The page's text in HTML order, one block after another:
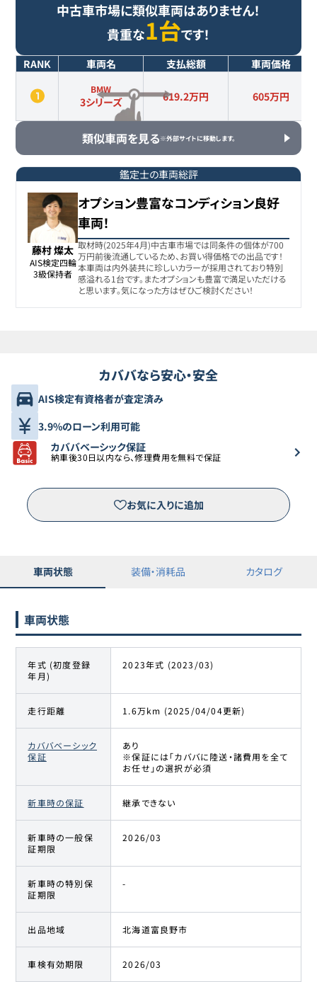
中古車市場に類似車両はありません！
貴重な1台です！
RANK 車両名 支払総額 車両価格
BMW
3シリーズ 619.2万円 605万円
類似車両を見る※外部サイトに移動します。
鑑定士の車両総評
藤村 燦太
AIS検定四輪
3級保持者
オプション豊富なコンディション良好
車両！
取材時(2025年4月)中古車市場では同条件の個体が700
万円前後流通しているため、お買い得価格での出品です！
本車両は内外装共に珍しいカラーが採用されており特別
感溢れる1台です。またオプションも豊富で満足いただける
と思います。気になった方はぜひご検討ください！
カババなら安心・安全
AIS検定有資格者が査定済み
3.9%のローン利用可能
カババベーシック保証
納車後30日以内なら、修理費用を無料で保証
お気に入りに追加
車両状態 装備・消耗品 カタログ
車両状態
年式 (初度登録
年月)
2023年式 (2023/03)
走行距離 1.6万km (2025/04/04更新)
カババベーシック
保証
あり
※保証には「カババに陸送・諸費用を全て
お任せ」の選択が必須
新車時の保証 継承できない
新車時の一般保
証期限
2026/03
新車時の特別保
証期限
-
出品地域 北海道富良野市
車検有効期限 2026/03